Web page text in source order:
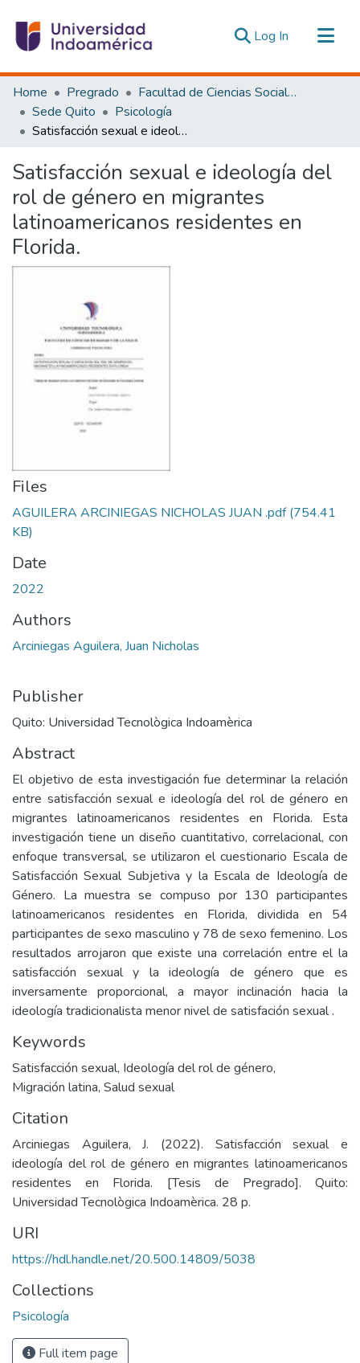
Log In (current)
Communities & Collections
All of DSpace
Statistics
Estadísticas Externas
Home Pregrado
Facultad de Ciencias Sociales y Humanas
Sede Quito
Psicología
Satisfacción sexual e ideología del rol de género en migrantes latinoamericanos residentes en Florida.
Satisfacción sexual e ideología del
rol de género en migrantes
latinoamericanos residentes en
Florida.
Files
AGUILERA ARCINIEGAS NICHOLAS JUAN .pdf(754.41
KB)
Date
2022
Authors
Arciniegas Aguilera, Juan Nicholas
Publisher
Quito: Universidad Tecnològica Indoamèrica
Abstract
El objetivo de esta investigación fue determinar la relación
entre satisfacción sexual e ideología del rol de género en
migrantes latinoamericanos residentes en Florida. Esta
investigación tiene un diseño cuantitativo, correlacional, con
enfoque transversal, se utilizaron el cuestionario Escala de
Satisfacción Sexual Subjetiva y la Escala de Ideología de
Género. La muestra se compuso por 130 participantes
latinoamericanos residentes en Florida, dividida en 54
participantes de sexo masculino y 78 de sexo femenino. Los
resultados arrojaron que existe una correlación entre el la
satisfacción sexual y la ideología de género que es
inversamente proporcional, a mayor inclinación hacia la
ideología tradicionalista menor nivel de satisfación sexual .
Keywords
Satisfacción sexual, Ideología del rol de género,
Migración latina, Salud sexual
Citation
Arciniegas Aguilera, J. (2022). Satisfacción sexual e
ideología del rol de género en migrantes latinoamericanos
residentes en Florida. [Tesis de Pregrado]. Quito:
Universidad Tecnològica Indoamèrica. 28 p.
URI
https://hdl.handle.net/20.500.14809/5038
Collections
Psicología
Full item page